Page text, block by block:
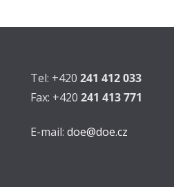
Tel: +420 241 412 033
Fax: +420 241 413 771
E-mail: doe@doe.cz